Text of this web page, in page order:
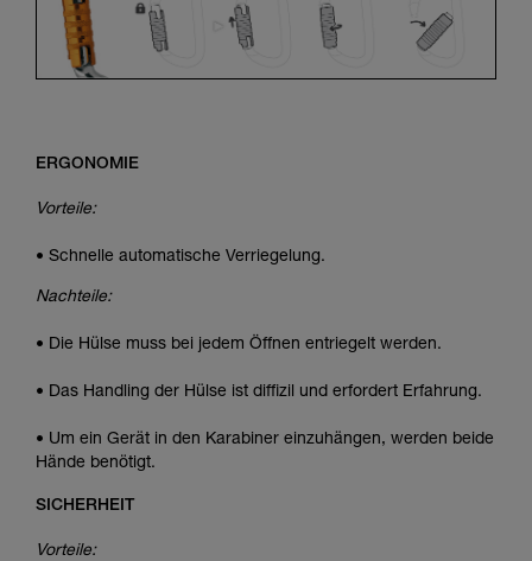
ERGONOMIE
Vorteile:
• Schnelle automatische Verriegelung.
Nachteile:
• Die Hülse muss bei jedem Öffnen entriegelt werden.
• Das Handling der Hülse ist diffizil und erfordert Erfahrung.
• Um ein Gerät in den Karabiner einzuhängen, werden beide
Hände benötigt.
SICHERHEIT
Vorteile: